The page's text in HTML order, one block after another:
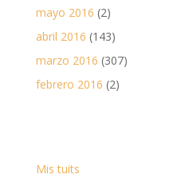
mayo 2016 (2)
abril 2016 (143)
marzo 2016 (307)
febrero 2016 (2)
Mis tuits